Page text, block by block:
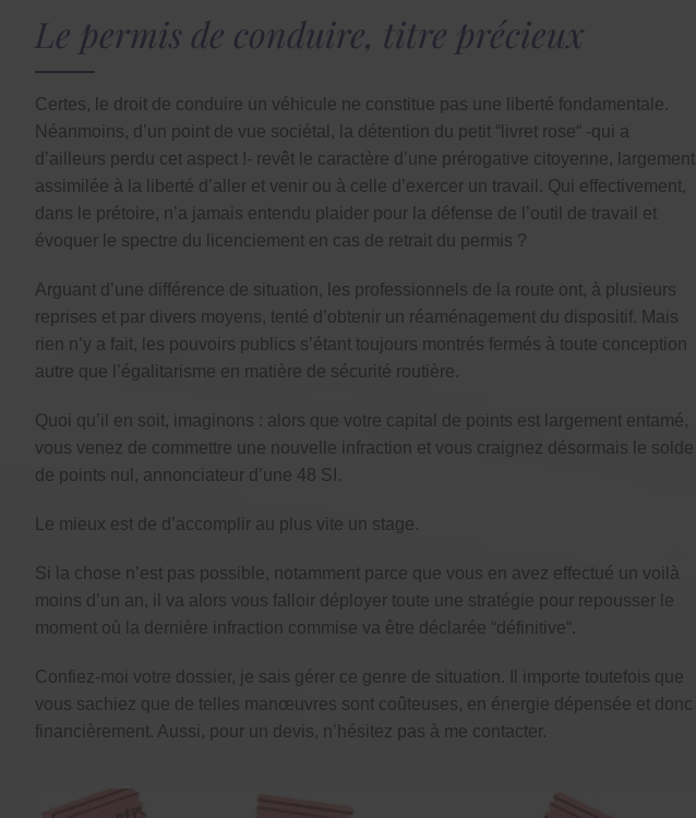
Le permis de conduire, titre précieux
Certes, le droit de conduire un véhicule ne constitue pas une liberté fondamentale.
Néanmoins, d’un point de vue sociétal, la détention du petit “livret rose“ -qui a
d’ailleurs perdu cet aspect !- revêt le caractère d’une prérogative citoyenne, largement
assimilée à la liberté d’aller et venir ou à celle d’exercer un travail. Qui effectivement,
dans le prétoire, n’a jamais entendu plaider pour la défense de l’outil de travail et
évoquer le spectre du licenciement en cas de retrait du permis ?
Arguant d’une différence de situation, les professionnels de la route ont, à plusieurs
reprises et par divers moyens, tenté d’obtenir un réaménagement du dispositif. Mais
rien n’y a fait, les pouvoirs publics s’étant toujours montrés fermés à toute conception
autre que l’égalitarisme en matière de sécurité routière.
Quoi qu’il en soit, imaginons : alors que votre capital de points est largement entamé,
vous venez de commettre une nouvelle infraction et vous craignez désormais le solde
de points nul, annonciateur d’une 48 SI.
Le mieux est de d’accomplir au plus vite un stage.
Si la chose n’est pas possible, notamment parce que vous en avez effectué un voilà
moins d’un an, il va alors vous falloir déployer toute une stratégie pour repousser le
moment où la dernière infraction commise va être déclarée “définitive“.
Confiez-moi votre dossier, je sais gérer ce genre de situation. Il importe toutefois que
vous sachiez que de telles manœuvres sont coûteuses, en énergie dépensée et donc
financièrement. Aussi, pour un devis, n’hésitez pas à me contacter.